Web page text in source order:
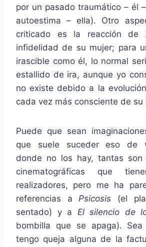
por un pasado traumático – él
autoestima – ella). Otro
criticado es la reacción de
infidelidad de su mujer; para
irascible como él, lo normal
estallido de ira, aunque yo
no existe debido a la
cada vez más consciente de su
Puede que sean
que suele suceder eso de
donde no los hay, tantas son
cinematográficas que
realizadores, pero me ha
referencias aPsicosis (el
sentado) y a El silencio de
bombilla que se apaga).
tengo queja alguna de la